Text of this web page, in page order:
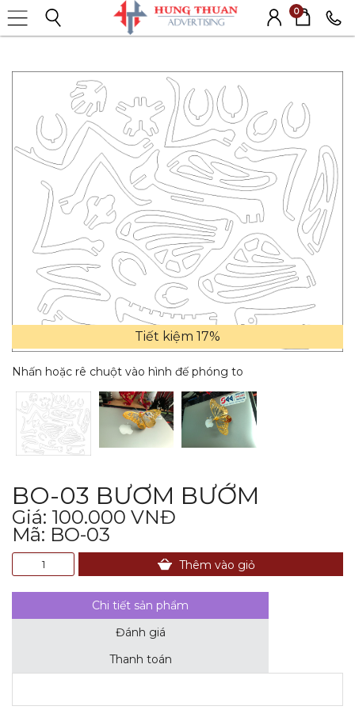
0
Tiết kiệm 17%
Nhấn hoặc rê chuột vào hình đế phóng to
BO-03 BƯƠM BƯỚM
Giá: 100.000 VNĐ
Mã: BO-03
Thêm vào giỏ
Chi tiết sản phẩm
Đánh giá
Thanh toán